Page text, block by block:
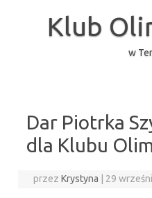
Klub
w
Dar Piotrka
dla Klubu
przezKrystyna 29